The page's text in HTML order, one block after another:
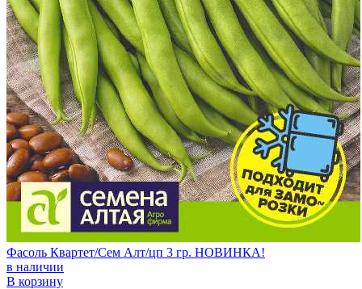
Фасоль Квартет/Сем Алт/цп 3 гр. НОВИНКА!
в наличии
В корзину